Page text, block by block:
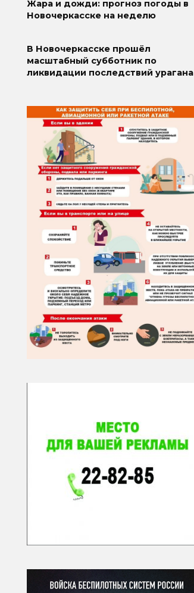
Жара и дожди: прогноз погоды в
Новочеркасске на неделю
В Новочеркасске прошёл
масштабный субботник по
ликвидации последствий урагана